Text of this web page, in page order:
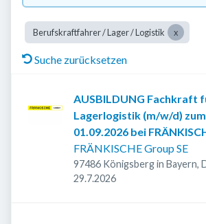
Berufskraftfahrer / Lager / Logistik
Suche zurücksetzen
AUSBILDUNG Fachkraft
Lagerlogistik (m/w/d) zum
01.09.2026 bei
FRÄNKISCHE Group SE
97486 Königsberg in Bayern,
Veröffentlicht
29.7.2026